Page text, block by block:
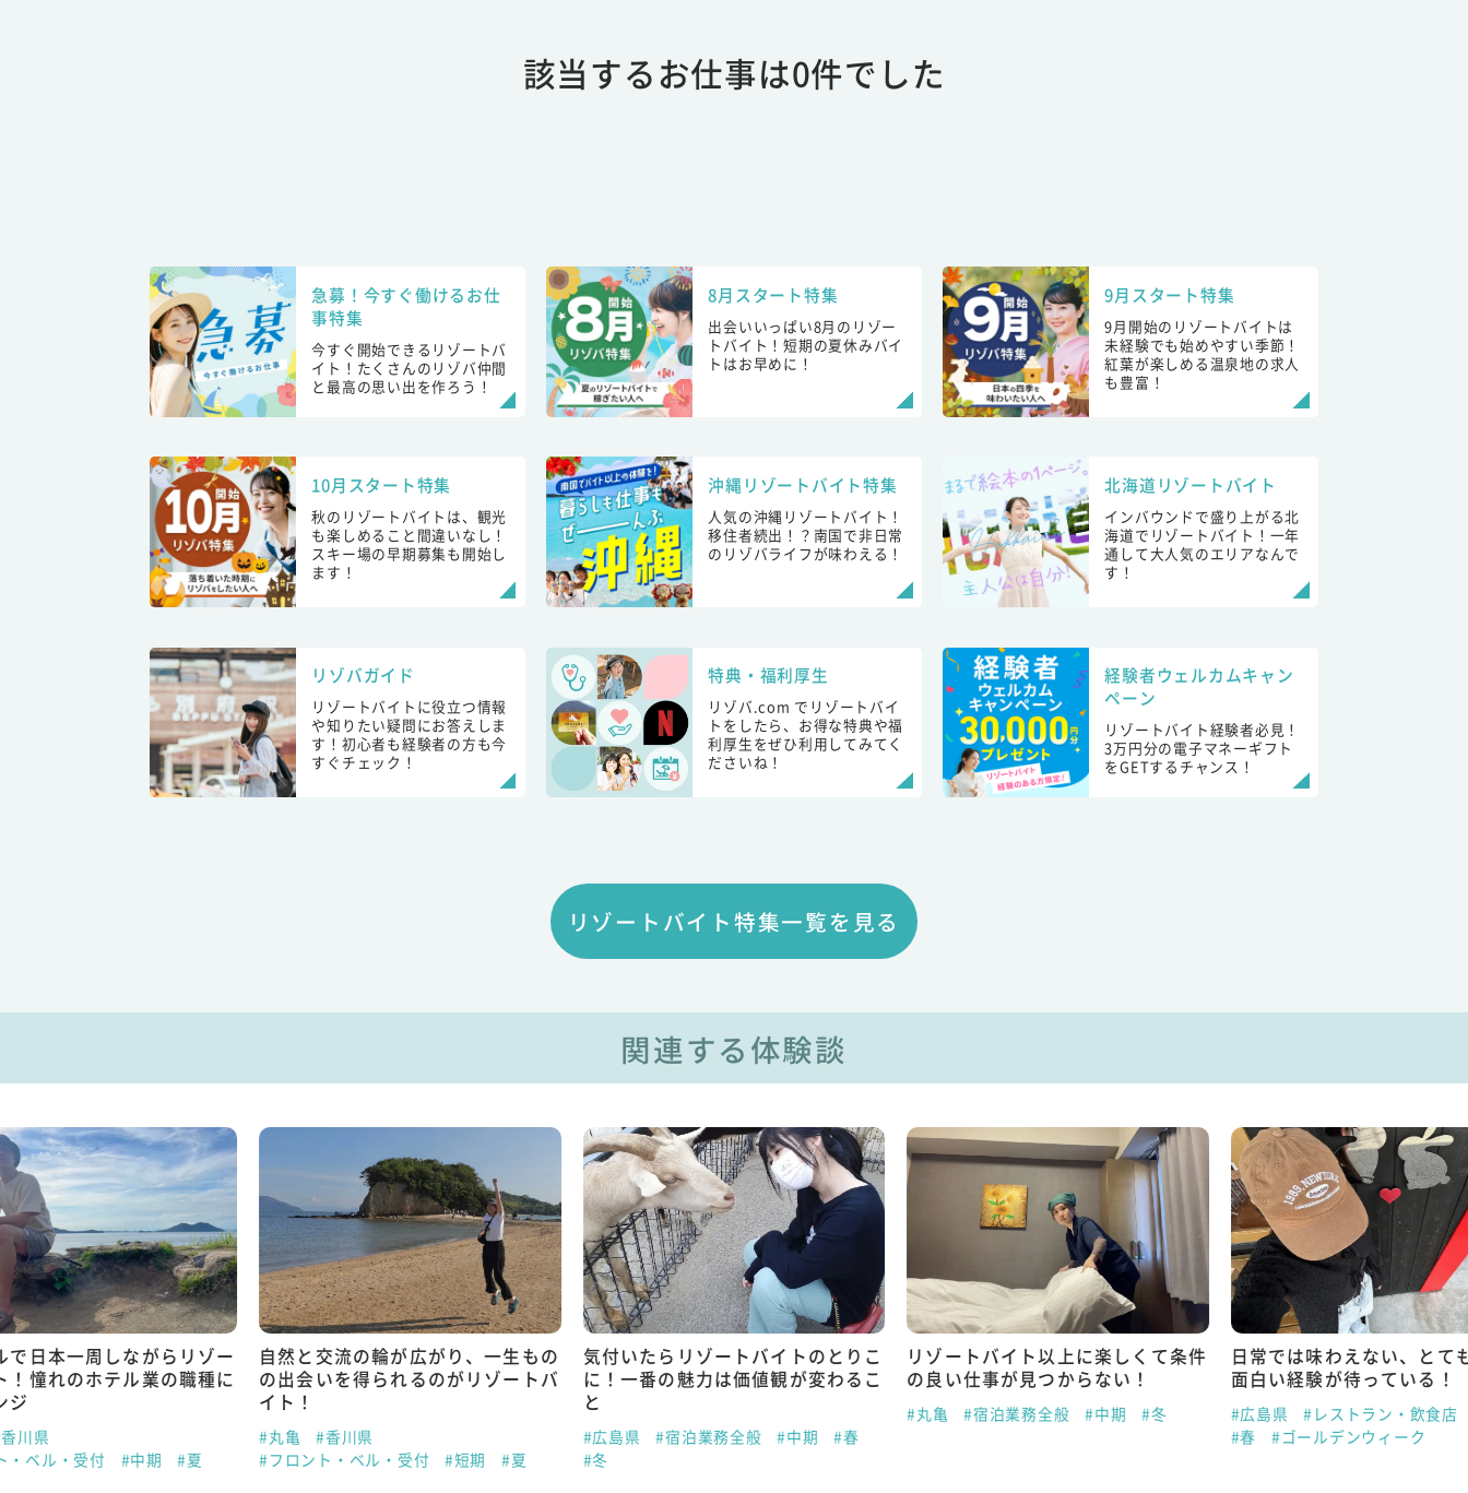
該当するお仕事は0件でした
急募！今すぐ働けるお仕
事特集
今すぐ開始できるリゾートバ
イト！たくさんのリゾバ仲間
と最高の思い出を作ろう！
8月スタート特集
出会いいっぱい8月のリゾー
トバイト！短期の夏休みバイ
トはお早めに！
9月スタート特集
9月開始のリゾートバイトは
未経験でも始めやすい季節！
紅葉が楽しめる温泉地の求人
も豊富！
10月スタート特集
秋のリゾートバイトは、観光
も楽しめること間違いなし！
スキー場の早期募集も開始し
ます！
沖縄リゾートバイト特集
人気の沖縄リゾートバイト！
移住者続出！？南国で非日常
のリゾバライフが味わえる！
北海道リゾートバイト
インバウンドで盛り上がる北
海道でリゾートバイト！一年
通して大人気のエリアなんで
す！
リゾバガイド
リゾートバイトに役立つ情報
や知りたい疑問にお答えしま
す！初心者も経験者の方も今
すぐチェック！
特典・福利厚生
リゾバ.com でリゾートバイ
トをしたら、お得な特典や福
利厚生をぜひ利用してみてく
ださいね！
経験者ウェルカムキャン
ペーン
リゾートバイト経験者必見！
3万円分の電子マネーギフト
をGETするチャンス！
リゾートバイト特集一覧を見る
関連する体験談
で日本一周しながらリゾー
！憧れのホテル業の職種に
ジ
川県
・ベル・受付
#中期 #夏
自然と交流の輪が広がり、一生もの
の出会いを得られるのがリゾートバ
イト！
#丸亀
#香川県
#フロント・ベル・受付
#短期 #夏
気付いたらリゾートバイトのとりこ
に！一番の魅力は価値観が変わるこ
と
#広島県 #宿泊業務全般 #中期
#春
#冬
リゾートバイト以上に楽しくて条件
の良い仕事が見つからない！
#丸亀 #宿泊業務全般 #中期 #冬
日常では味わえない、とて
面白い経験が待っている！
#広島県
#レストラン・飲食店
#春
#ゴールデンウィーク